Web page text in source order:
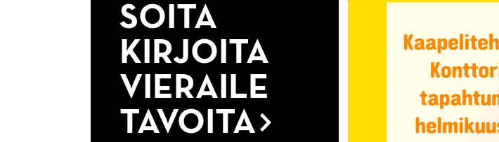
SOITA
KIRJOITA
VIERAILE
TAVOITA